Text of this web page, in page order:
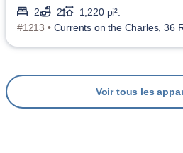
2 2
1,220 pi².
#1213 • Currents on the Charles, 36
Voir tous les